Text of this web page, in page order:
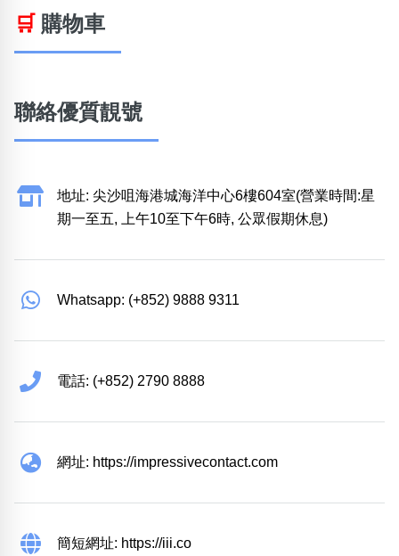
🛒 購物車
聯絡優質靚號
地址: 尖沙咀海港城海洋中心6樓604室(營業時間:星
期一至五, 上午10至下午6時, 公眾假期休息)
Whatsapp: (+852) 9888 9311
電話: (+852) 2790 8888
網址: https://impressivecontact.com
簡短網址: https://iii.co